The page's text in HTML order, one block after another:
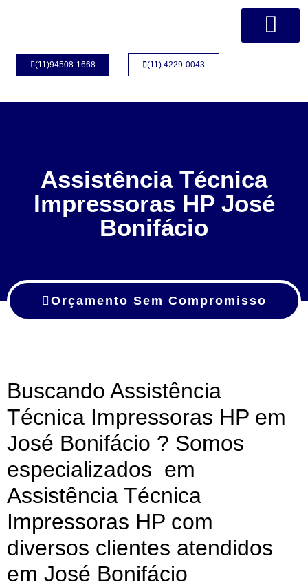
(11)94508-1668 (11) 4229-0043
Assistência Técnica
Impressoras HP José
Bonifácio
Orçamento Sem Compromisso
Buscando Assistência
Técnica Impressoras HP em
José Bonifácio ? Somos
especializados em
Assistência Técnica
Impressoras HP com
diversos clientes atendidos
em José Bonifácio